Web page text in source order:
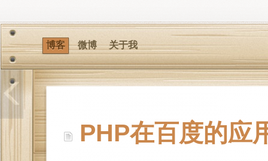
博客 微博 关于我
PHP在百度的应